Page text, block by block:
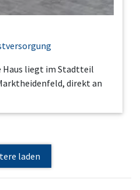
Haus liegt im Stadtteil
direkt an
laden